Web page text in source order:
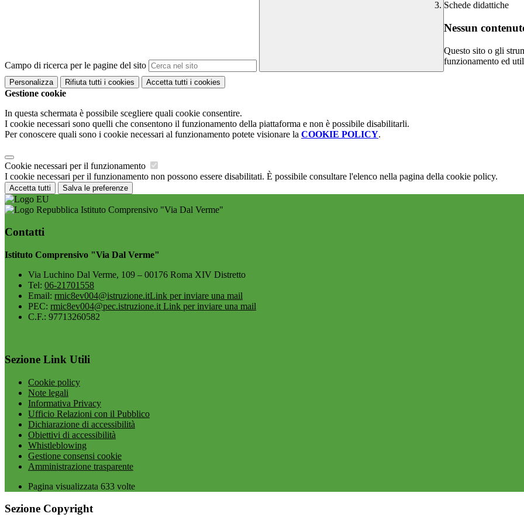
Campo di ricerca per le pagine del sito
Schede didattiche
Nessun
Questo sito o gli
funzionamento ed
Personalizza Rifiuta tutti i cookies Accetta tutti i cookies
Gestione cookie
In questa schermata è possibile scegliere quali cookie consentire.
I cookie necessari sono quelli che consentono il funzionamento della piattaforma e non è possibile disabilitarli.
Per conoscere quali sono i cookie necessari al funzionamento potete visionare la COOKIE POLICY.
Cookie necessari per il funzionamento
I cookie necessari per il funzionamento non possono essere disabilitati. È possibile consultare l'elenco nella pagina della cookie policy.
Accetta tutti Salva le preferenze
Istituto Comprensivo "Via Dal Verme"
Contatti
Istituto Comprensivo "Via Dal Verme"
Via Luchino Dal Verme, 109 – 00176 Roma XIV Distretto
Tel: 06-21701558
Email: rmic8ev004@istruzione.itLink per inviare una mail
PEC: rmic8ev004@pec.istruzione.it Link per inviare una mail
C.F.: 97713260582
Sezione Link Utili
Cookie policy
Note legali
Informativa Privacy
Ufficio Relazioni con il Pubblico
Dichiarazione di accessibilità
Obiettivi di accessibilità
Whistleblowing
Gestione consensi cookie
Amministrazione trasparente
Pagina visualizzata 633 volte
Sezione Copyright